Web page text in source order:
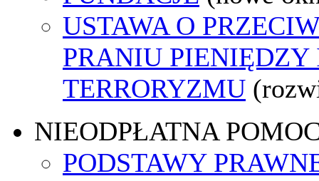
USTAWA O
PRANIU
TERRORYZMU
NIEODPŁATNA
PODSTAWY